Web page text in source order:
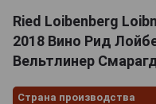
Ried Loibenberg
2018 Вино Рид
Вельтлинер
Страна производства